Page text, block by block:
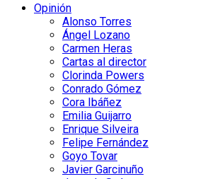
Opinión
Alonso Torres
Ángel Lozano
Carmen Heras
Cartas al director
Clorinda Powers
Conrado Gómez
Cora Ibáñez
Emilia Guijarro
Enrique Silveira
Felipe Fernández
Goyo Tovar
Javier Garcinuño